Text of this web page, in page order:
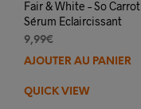
Fair & White – So Carrot
Sérum Eclaircissant
9,99€
AJOUTER AU PANIER
QUICK VIEW